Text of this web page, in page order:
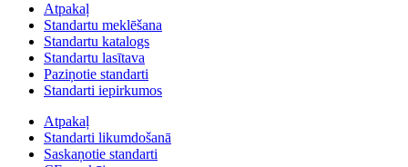
Atpakaļ
Standartu meklēšana
Standartu katalogs
Standartu lasītava
Paziņotie standarti
Standarti iepirkumos
Atpakaļ
Standarti likumdošanā
Saskaņotie standarti